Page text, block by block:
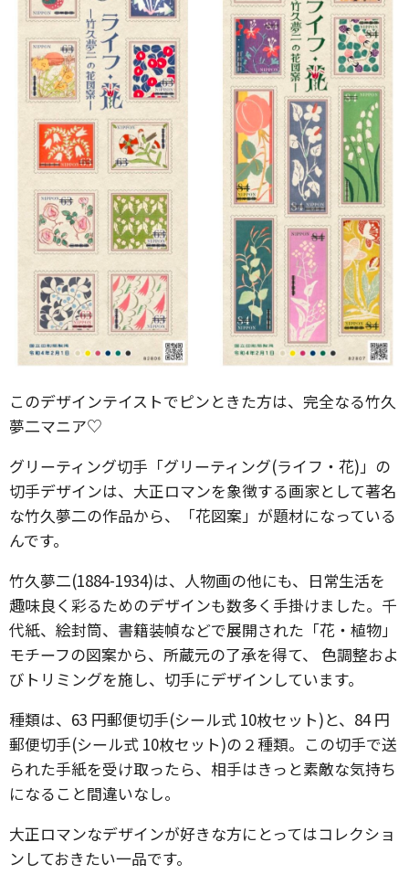
このデザインテイストでピンときた方は、完全なる竹久
夢二マニア♡
グリーティング切手「グリーティング(ライフ・花)」の
切手デザインは、大正ロマンを象徴する画家として著名
な竹久夢二の作品から、「花図案」が題材になっている
んです。
竹久夢二(1884-1934)は、人物画の他にも、日常生活を
趣味良く彩るためのデザインも数多く手掛けました。千
代紙、絵封筒、書籍装幀などで展開された「花・植物」
モチーフの図案から、所蔵元の了承を得て、 色調整およ
びトリミングを施し、切手にデザインしています。
種類は、63 円郵便切手(シール式 10枚セット)と、84 円
郵便切手(シール式 10枚セット)の２種類。この切手で送
られた手紙を受け取ったら、相手はきっと素敵な気持ち
になること間違いなし。
大正ロマンなデザインが好きな方にとってはコレクショ
ンしておきたい一品です。